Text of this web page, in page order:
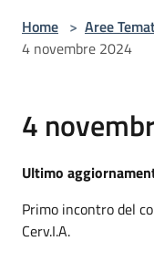
Home > Aree
4 novembre 2024
4
Ultimo
Primo incontro del
Cerv.I.A.